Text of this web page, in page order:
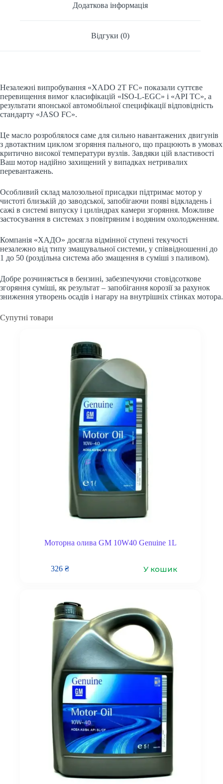
Додаткова інформація
Відгуки (0)
Незалежні випробування «XADO 2T FC» показали суттєве
перевищення вимог класифікацій «ISO-L-EGC» і «API ТС», а
результати японської автомобільної специфікації відповідність
стандарту «JASO FC».
Це масло розроблялося саме для сильно навантажених двигунів
з двотактним циклом згоряння пального, що працюють в умовах
критично високої температури вузлів. Завдяки цій властивості
Ваш мотор надійно захищений у випадках нетривалих
перевантажень.
Особливий склад малозольної присадки підтримає мотор у
чистоті близькій до заводської, запобігаючи появі відкладень і
сажі в системі випуску і циліндрах камери згоряння. Можливе
застосування в системах з повітряним і водяним охолодженням.
Компанія «ХАДО» досягла відмінної ступені текучості
незалежно від типу змащувальної системи, у співвідношенні до
1 до 50 (роздільна система або змащення в суміші з паливом).
Добре розчиняється в бензині, забезпечуючи стовідсоткове
згоряння суміші, як результат – запобігання корозії за рахунок
зниження утворень осадів і нагару на внутрішніх стінках мотора.
Супутні товари
Моторна олива GM 10W40 Genuine 1L
326₴ У кошик